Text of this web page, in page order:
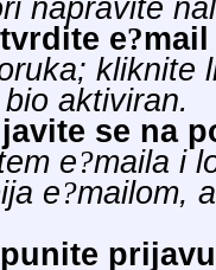
napravite
e?mail
kliknite
aktiviran.
se na
e?maila i
e?mailom,